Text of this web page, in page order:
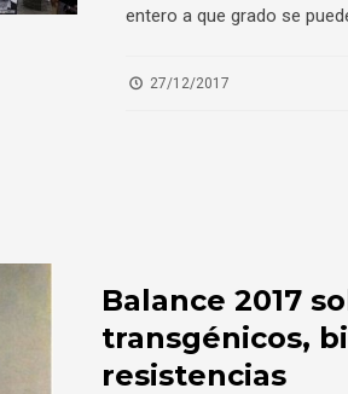
entero a que grado se
27/12/2017
Balance 2017
transgénicos,
resistencias